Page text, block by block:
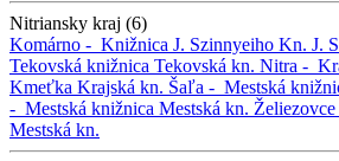
Nitriansky kraj (6)
Komárno - Knižnica J. Szinnyeiho Kn. J.
Tekovská knižnica Tekovská kn. Nitra -
Kmeťka Krajská kn. Šaľa - Mestská
- Mestská knižnica Mestská kn. Želiezovce
Mestská kn.